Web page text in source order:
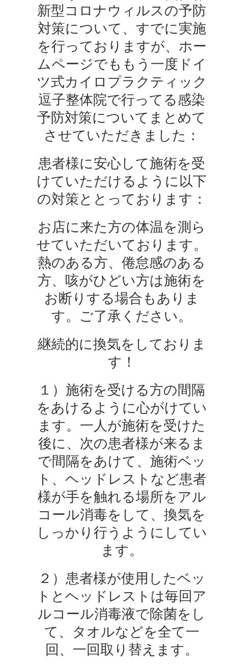
新型コロナウィルスの予防
対策について、すでに実施
を行っておりますが、ホー
ムページでももう一度ドイ
ツ式カイロプラクティック
逗子整体院で行ってる感染
予防対策についてまとめて
させていただきました：
患者様に安心して施術を受
けていただけるように以下
の対策ととっております：
お店に来た方の体温を測ら
せていただいております。
熱のある方、倦怠感のある
方、咳がひどい方は施術を
お断りする場合もありま
す。ご了承ください。
継続的に換気をしておりま
す！
１）施術を受ける方の間隔
をあけるように心がけてい
ます。一人が施術を受けた
後に、次の患者様が来るま
で間隔をあけて、施術ベッ
ト、ヘッドレストなど患者
様が手を触れる場所をアル
コール消毒をして、換気を
しっかり行うようにしてい
ます。
２）患者様が使用したベッ
トとヘッドレストは毎回ア
ルコール消毒液で除菌をし
て、タオルなどを全て一
回、一回取り替えます。